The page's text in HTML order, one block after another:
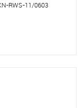
RWS-11/0603